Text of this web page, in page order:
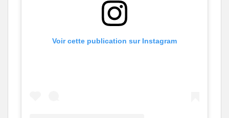
Voir cette publication sur Instagram